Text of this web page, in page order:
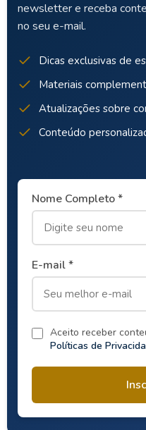
newsletter e receba
no seu e-mail.
Dicas exclusivas de
Materiais
Atualizações sobre
Conteúdo
Nome Completo *
E-mail *
Aceito receber
Políticas de